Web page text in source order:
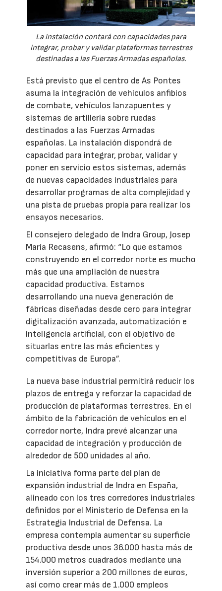
La instalación contará con capacidades para
integrar, probar y validar plataformas terrestres
destinadas a las Fuerzas Armadas españolas.
Está previsto que el centro de As Pontes
asuma la integración de vehículos anfibios
de combate, vehículos lanzapuentes y
sistemas de artillería sobre ruedas
destinados a las Fuerzas Armadas
españolas. La instalación dispondrá de
capacidad para integrar, probar, validar y
poner en servicio estos sistemas, además
de nuevas capacidades industriales para
desarrollar programas de alta complejidad y
una pista de pruebas propia para realizar los
ensayos necesarios.
El consejero delegado de Indra Group, Josep
María Recasens, afirmó: “Lo que estamos
construyendo en el corredor norte es mucho
más que una ampliación de nuestra
capacidad productiva. Estamos
desarrollando una nueva generación de
fábricas diseñadas desde cero para integrar
digitalización avanzada, automatización e
inteligencia artificial, con el objetivo de
situarlas entre las más eficientes y
competitivas de Europa”.
La nueva base industrial permitirá reducir los
plazos de entrega y reforzar la capacidad de
producción de plataformas terrestres. En el
ámbito de la fabricación de vehículos en el
corredor norte, Indra prevé alcanzar una
capacidad de integración y producción de
alrededor de 500 unidades al año.
La iniciativa forma parte del plan de
expansión industrial de Indra en España,
alineado con los tres corredores industriales
definidos por el Ministerio de Defensa en la
Estrategia Industrial de Defensa. La
empresa contempla aumentar su superficie
productiva desde unos 36.000 hasta más de
154.000 metros cuadrados mediante una
inversión superior a 200 millones de euros,
así como crear más de 1.000 empleos